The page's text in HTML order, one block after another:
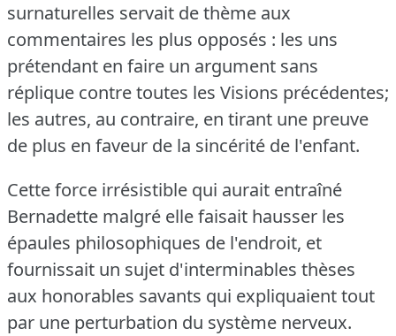
surnaturelles servait de thème aux
commentaires les plus opposés : les uns
prétendant en faire un argument sans
réplique contre toutes les Visions précédentes;
les autres, au contraire, en tirant une preuve
de plus en faveur de la sincérité de l'enfant.
Cette force irrésistible qui aurait entraîné
Bernadette malgré elle faisait hausser les
épaules philosophiques de l'endroit, et
fournissait un sujet d'interminables thèses
aux honorables savants qui expliquaient tout
par une perturbation du système nerveux.